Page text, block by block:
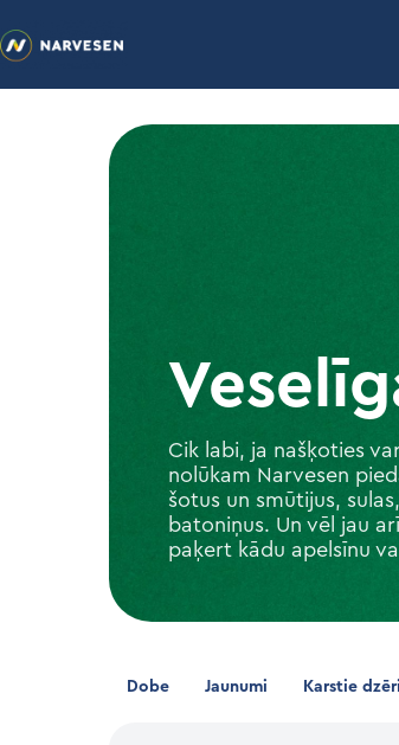
Cik labi, ja našķoties
nolūkam Narvesen
šotus un smūtijus,
batoniņus. Un vēl jau
paķert kādu apelsīnu
Dobe Jaunumi Karstie